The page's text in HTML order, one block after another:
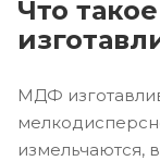
Что
МДФ
измельчаются,